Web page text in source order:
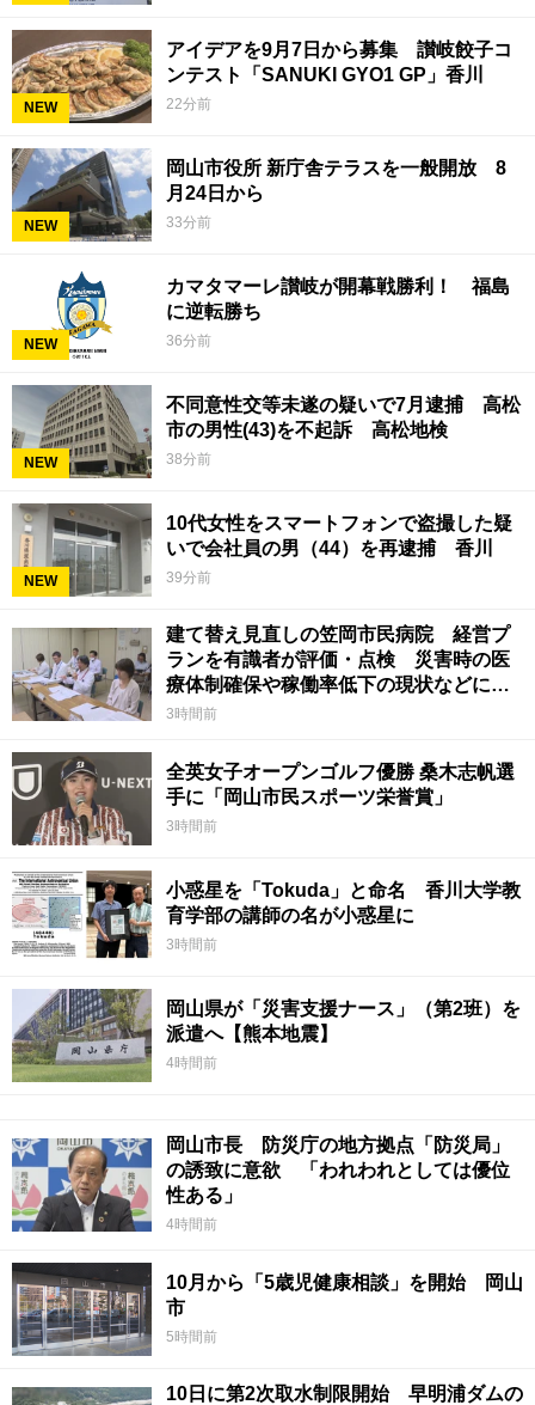
NEW
アイデアを9月7日から募集 讃岐餃子コ
ンテスト「SANUKI GYO1 GP」香川
22分前
NEW
岡山市役所 新庁舎テラスを一般開放 8
月24日から
33分前
NEW
カマタマーレ讃岐が開幕戦勝利！ 福島
に逆転勝ち
36分前
NEW
不同意性交等未遂の疑いで7月逮捕 高松
市の男性(43)を不起訴 高松地検
38分前
NEW
10代女性をスマートフォンで盗撮した疑
いで会社員の男（44）を再逮捕 香川
39分前
建て替え見直しの笠岡市民病院 経営プ
ランを有識者が評価・点検 災害時の医
療体制確保や稼働率低下の現状などに意
見 岡山
3時間前
全英女子オープンゴルフ優勝 桑木志帆選
手に「岡山市民スポーツ栄誉賞」
3時間前
小惑星を「Tokuda」と命名 香川大学教
育学部の講師の名が小惑星に
3時間前
岡山県が「災害支援ナース」（第2班）を
派遣へ【熊本地震】
4時間前
岡山市長 防災庁の地方拠点「防災局」
の誘致に意欲 「われわれとしては優位
性ある」
4時間前
10月から「5歳児健康相談」を開始 岡山
市
5時間前
10日に第2次取水制限開始 早明浦ダムの